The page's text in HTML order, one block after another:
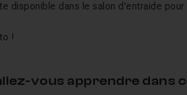
disponible dans le salon d'entraide
!
vous apprendre dans